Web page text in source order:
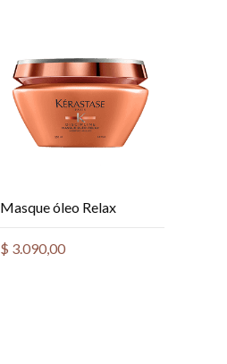
Masque óleo Relax
$ 3.090,00